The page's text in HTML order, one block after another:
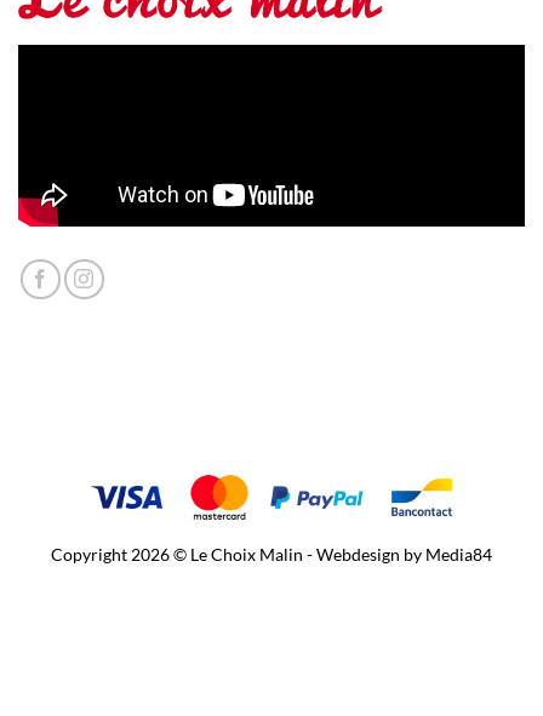
Copyright 2026 © Le Choix Malin - Webdesign by Media84